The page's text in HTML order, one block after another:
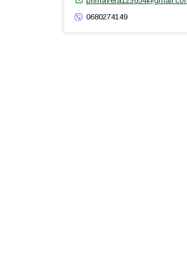
0680274149